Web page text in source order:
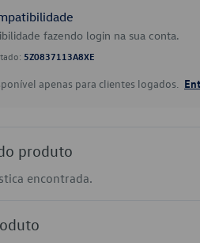
fazendo login na sua conta.
5Z0837113A8XE
apenas para clientes logados.
produto
encontrada.